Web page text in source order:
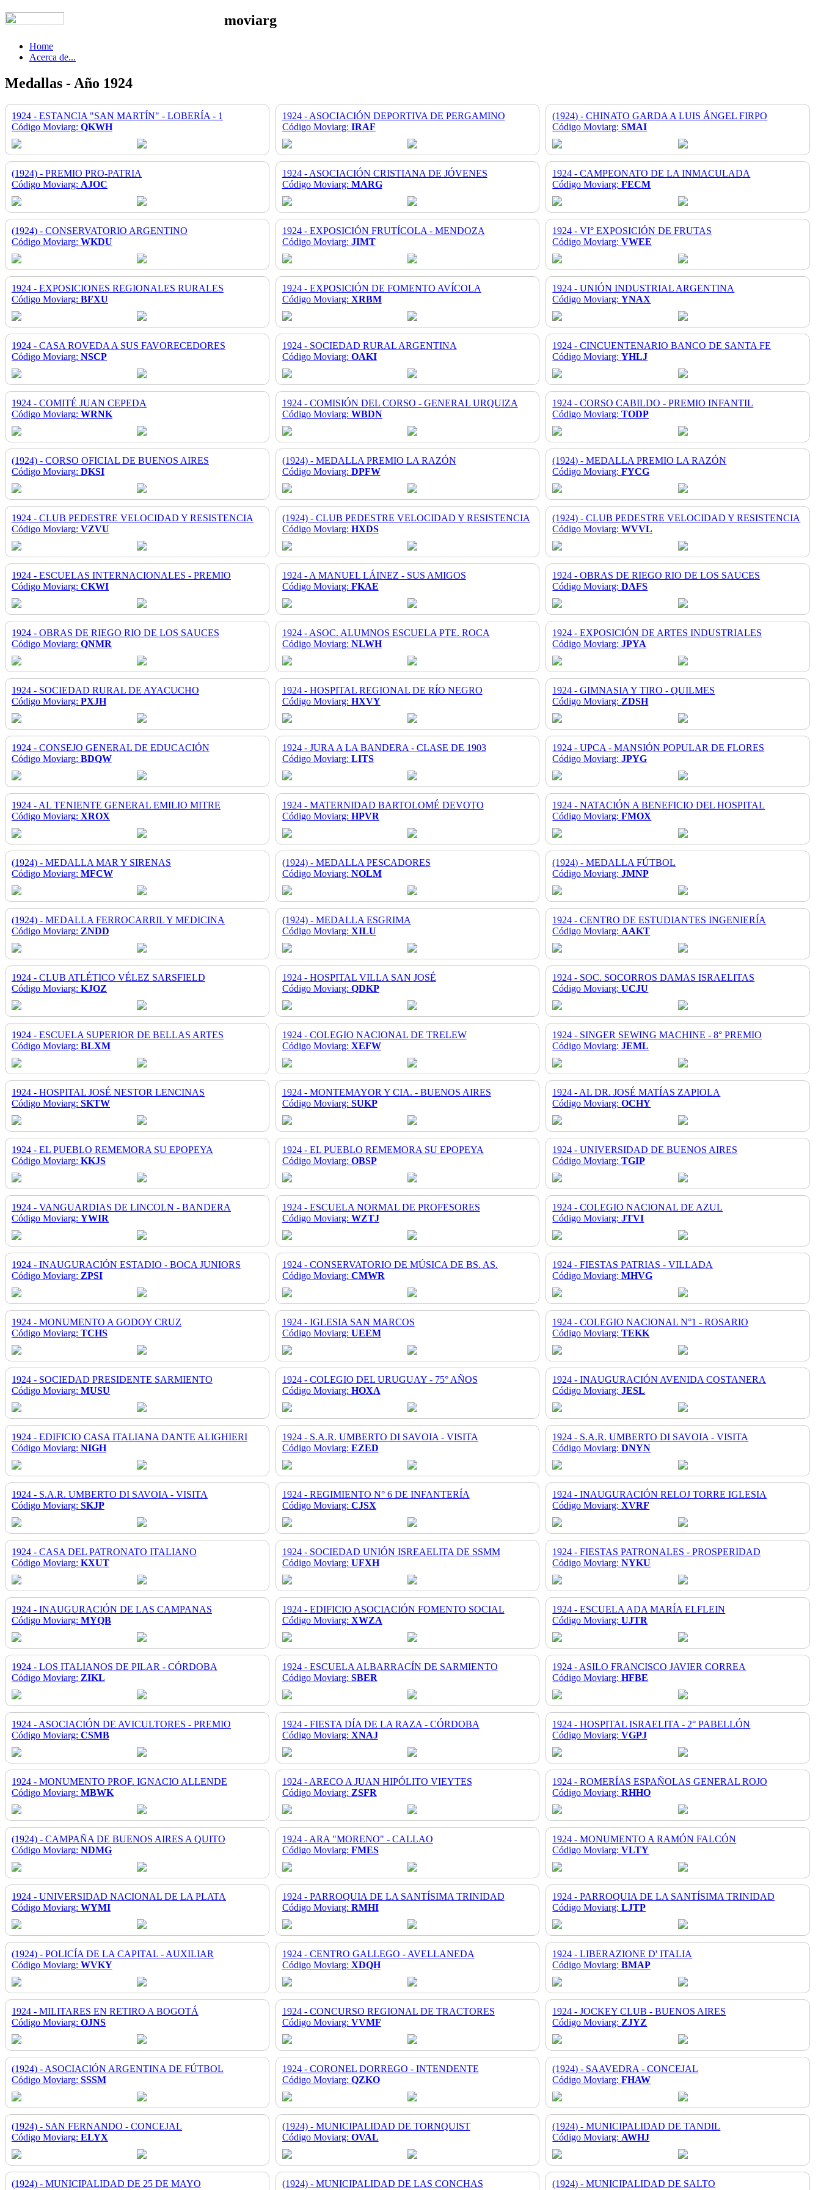
moviarg
Home
Acerca de...
Medallas - Año 1924
1924 - ESTANCIA "SAN MARTÍN" - LOBERÍA - 1
Código Moviarg: QKWH
1924 - ASOCIACIÓN DEPORTIVA DE PERGAMINO
Código Moviarg: IRAF
(1924) - CHINATO GARDA A LUIS ÁNGEL FIRPO
Código Moviarg:SMAI
(1924) - PREMIO PRO-PATRIA
Código Moviarg: AJOC
1924 - ASOCIACIÓN CRISTIANA DE JÓVENES
Código Moviarg: MARG
1924 - CAMPEONATO DE LA INMACULADA
Código Moviarg:FECM
(1924) - CONSERVATORIO ARGENTINO
Código Moviarg: WKDU
1924 - EXPOSICIÓN FRUTÍCOLA - MENDOZA
Código Moviarg: JIMT
1924 - VI° EXPOSICIÓN DE FRUTAS
Código Moviarg:VWEE
1924 - EXPOSICIONES REGIONALES RURALES
Código Moviarg: BFXU
1924 - EXPOSICIÓN DE FOMENTO AVÍCOLA
Código Moviarg: XRBM
1924 - UNIÓN INDUSTRIAL ARGENTINA
Código Moviarg:YNAX
1924 - CASA ROVEDA A SUS FAVORECEDORES
Código Moviarg: NSCP
1924 - SOCIEDAD RURAL ARGENTINA
Código Moviarg: OAKI
1924 - CINCUENTENARIO BANCO DE SANTA FE
Código Moviarg:YHLJ
1924 - COMITÉ JUAN CEPEDA
Código Moviarg: WRNK
1924 - COMISIÓN DEL CORSO - GENERAL URQUIZA
Código Moviarg: WBDN
1924 - CORSO CABILDO - PREMIO INFANTIL
Código Moviarg:TODP
(1924) - CORSO OFICIAL DE BUENOS AIRES
Código Moviarg: DKSI
(1924) - MEDALLA PREMIO LA RAZÓN
Código Moviarg: DPFW
(1924) - MEDALLA PREMIO LA RAZÓN
Código Moviarg:FYCG
1924 - CLUB PEDESTRE VELOCIDAD Y RESISTENCIA
Código Moviarg: VZVU
(1924) - CLUB PEDESTRE VELOCIDAD Y RESISTENCIA
Código Moviarg: HXDS
(1924) - CLUB PEDESTRE VELOCIDAD Y RESISTENCIA
Código Moviarg:WVVL
1924 - ESCUELAS INTERNACIONALES - PREMIO
Código Moviarg: CKWI
1924 - A MANUEL LÁINEZ - SUS AMIGOS
Código Moviarg: FKAE
1924 - OBRAS DE RIEGO RIO DE LOS SAUCES
Código Moviarg:DAFS
1924 - OBRAS DE RIEGO RIO DE LOS SAUCES
Código Moviarg: QNMR
1924 - ASOC. ALUMNOS ESCUELA PTE. ROCA
Código Moviarg: NLWH
1924 - EXPOSICIÓN DE ARTES INDUSTRIALES
Código Moviarg:JPYA
1924 - SOCIEDAD RURAL DE AYACUCHO
Código Moviarg: PXJH
1924 - HOSPITAL REGIONAL DE RÍO NEGRO
Código Moviarg: HXVY
1924 - GIMNASIA Y TIRO - QUILMES
Código Moviarg: ZDSH
1924 - CONSEJO GENERAL DE EDUCACIÓN
Código Moviarg: BDQW
1924 - JURA A LA BANDERA - CLASE DE 1903
Código Moviarg: LITS
1924 - UPCA - MANSIÓN POPULAR DE FLORES
Código Moviarg:JPYG
1924 - AL TENIENTE GENERAL EMILIO MITRE
Código Moviarg: XROX
1924 - MATERNIDAD BARTOLOMÉ DEVOTO
Código Moviarg: HPVR
1924 - NATACIÓN A BENEFICIO DEL HOSPITAL
Código Moviarg:FMOX
(1924) - MEDALLA MAR Y SIRENAS
Código Moviarg: MFCW
(1924) - MEDALLA PESCADORES
Código Moviarg: NOLM
(1924) - MEDALLA FÚTBOL
Código Moviarg:JMNP
(1924) - MEDALLA FERROCARRIL Y MEDICINA
Código Moviarg: ZNDD
(1924) - MEDALLA ESGRIMA
Código Moviarg: XILU
1924 - CENTRO DE ESTUDIANTES INGENIERÍA
Código Moviarg: AAKT
1924 - CLUB ATLÉTICO VÉLEZ SARSFIELD
Código Moviarg: KJOZ
1924 - HOSPITAL VILLA SAN JOSÉ
Código Moviarg: QDKP
1924 - SOC. SOCORROS DAMAS ISRAELITAS
Código Moviarg:UCJU
1924 - ESCUELA SUPERIOR DE BELLAS ARTES
Código Moviarg: BLXM
1924 - COLEGIO NACIONAL DE TRELEW
Código Moviarg: XEFW
1924 - SINGER SEWING MACHINE - 8° PREMIO
Código Moviarg:JEML
1924 - HOSPITAL JOSÉ NESTOR LENCINAS
Código Moviarg: SKTW
1924 - MONTEMAYOR Y CIA. - BUENOS AIRES
Código Moviarg: SUKP
1924 - AL DR. JOSÉ MATÍAS ZAPIOLA
Código Moviarg:OCHY
1924 - EL PUEBLO REMEMORA SU EPOPEYA
Código Moviarg: KKJS
1924 - EL PUEBLO REMEMORA SU EPOPEYA
Código Moviarg: OBSP
1924 - UNIVERSIDAD DE BUENOS AIRES
Código Moviarg:TGIP
1924 - VANGUARDIAS DE LINCOLN - BANDERA
Código Moviarg: YWIR
1924 - ESCUELA NORMAL DE PROFESORES
Código Moviarg: WZTJ
1924 - COLEGIO NACIONAL DE AZUL
Código Moviarg:JTVI
1924 - INAUGURACIÓN ESTADIO - BOCA JUNIORS
Código Moviarg: ZPSI
1924 - CONSERVATORIO DE MÚSICA DE BS. AS.
Código Moviarg: CMWR
1924 - FIESTAS PATRIAS - VILLADA
Código Moviarg:MHVG
1924 - MONUMENTO A GODOY CRUZ
Código Moviarg: TCHS
1924 - IGLESIA SAN MARCOS
Código Moviarg: UEEM
1924 - COLEGIO NACIONAL N°1 - ROSARIO
Código Moviarg:TEKK
1924 - SOCIEDAD PRESIDENTE SARMIENTO
Código Moviarg: MUSU
1924 - COLEGIO DEL URUGUAY - 75° AÑOS
Código Moviarg: HOXA
1924 - INAUGURACIÓN AVENIDA COSTANERA
Código Moviarg:JESL
1924 - EDIFICIO CASA ITALIANA DANTE ALIGHIERI
Código Moviarg: NIGH
1924 - S.A.R. UMBERTO DI SAVOIA - VISITA
Código Moviarg: EZED
1924 - S.A.R. UMBERTO DI SAVOIA - VISITA
Código Moviarg:DNYN
1924 - S.A.R. UMBERTO DI SAVOIA - VISITA
Código Moviarg: SKJP
1924 - REGIMIENTO N° 6 DE INFANTERÍA
Código Moviarg: CJSX
1924 - INAUGURACIÓN RELOJ TORRE IGLESIA
Código Moviarg:XVRF
1924 - CASA DEL PATRONATO ITALIANO
Código Moviarg: KXUT
1924 - SOCIEDAD UNIÓN ISREAELITA DE SSMM
Código Moviarg: UFXH
1924 - FIESTAS PATRONALES - PROSPERIDAD
Código Moviarg:NYKU
1924 - INAUGURACIÓN DE LAS CAMPANAS
Código Moviarg: MYQB
1924 - EDIFICIO ASOCIACIÓN FOMENTO SOCIAL
Código Moviarg: XWZA
1924 - ESCUELA ADA MARÍA ELFLEIN
Código Moviarg:UJTR
1924 - LOS ITALIANOS DE PILAR - CÓRDOBA
Código Moviarg: ZIKL
1924 - ESCUELA ALBARRACÍN DE SARMIENTO
Código Moviarg: SBER
1924 - ASILO FRANCISCO JAVIER CORREA
Código Moviarg:HFBE
1924 - ASOCIACIÓN DE AVICULTORES - PREMIO
Código Moviarg: CSMB
1924 - FIESTA DÍA DE LA RAZA - CÓRDOBA
Código Moviarg: XNAJ
1924 - HOSPITAL ISRAELITA - 2° PABELLÓN
Código Moviarg:VGPJ
1924 - MONUMENTO PROF. IGNACIO ALLENDE
Código Moviarg: MBWK
1924 - ARECO A JUAN HIPÓLITO VIEYTES
Código Moviarg: ZSFR
1924 - ROMERÍAS ESPAÑOLAS GENERAL ROJO
Código Moviarg:RHHO
(1924) - CAMPAÑA DE BUENOS AIRES A QUITO
Código Moviarg: NDMG
1924 - ARA "MORENO" - CALLAO
Código Moviarg: FMES
1924 - MONUMENTO A RAMÓN FALCÓN
Código Moviarg:VLTY
1924 - UNIVERSIDAD NACIONAL DE LA PLATA
Código Moviarg: WYMI
1924 - PARROQUIA DE LA SANTÍSIMA TRINIDAD
Código Moviarg: RMHI
1924 - PARROQUIA DE LA SANTÍSIMA TRINIDAD
Código Moviarg:LJTP
(1924) - POLICÍA DE LA CAPITAL - AUXILIAR
Código Moviarg: WVKY
1924 - CENTRO GALLEGO - AVELLANEDA
Código Moviarg: XDQH
1924 - LIBERAZIONE D' ITALIA
Código Moviarg:BMAP
1924 - MILITARES EN RETIRO A BOGOTÁ
Código Moviarg: OJNS
1924 - CONCURSO REGIONAL DE TRACTORES
Código Moviarg: VVMF
1924 - JOCKEY CLUB - BUENOS AIRES
Código Moviarg: ZJYZ
(1924) - ASOCIACIÓN ARGENTINA DE FÚTBOL
Código Moviarg: SSSM
1924 - CORONEL DORREGO - INTENDENTE
Código Moviarg: QZKO
(1924) - SAAVEDRA - CONCEJAL
Código Moviarg:FHAW
(1924) - SAN FERNANDO - CONCEJAL
Código Moviarg: ELYX
(1924) - MUNICIPALIDAD DE TORNQUIST
Código Moviarg: OVAL
(1924) - MUNICIPALIDAD DE TANDIL
Código Moviarg: AWHJ
(1924) - MUNICIPALIDAD DE 25 DE MAYO
(1924) - MUNICIPALIDAD DE LAS CONCHAS
(1924) - MUNICIPALIDAD DE SALTO